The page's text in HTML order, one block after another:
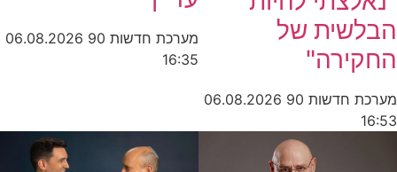
של
חדשות 90
06.08.2026
מערכת חדשות 90
06.08.2026